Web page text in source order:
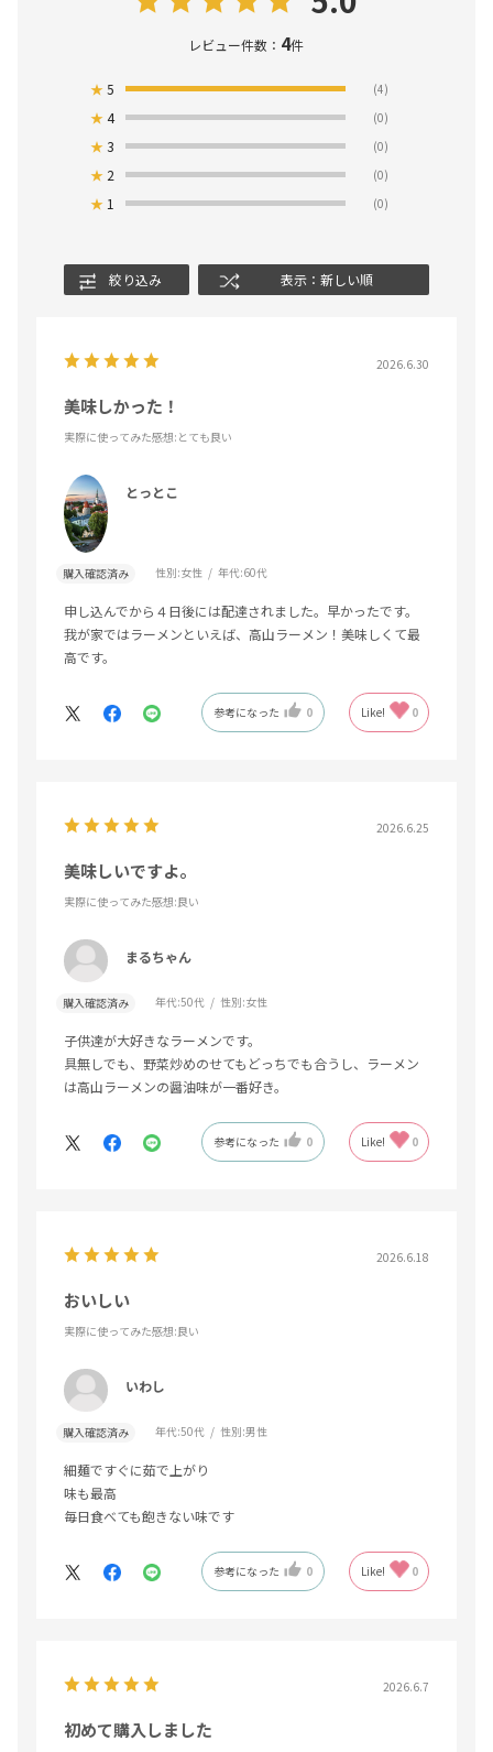
レビュー件数： 4件
★5 (4)
★4 (0)
★3 (0)
★ 2 (0)
★ 1 (0)
絞り込み 表示：新しい順
2026.6.30
美味しかった！
実際に使ってみた感想:とても良い
とっとこ
購入確認済み 性別:女性 年代:60代
申し込んでから４日後には配達されました。早かったです。
我が家ではラーメンといえば、高山ラーメン！美味しくて最
高です。
参考になった 0 Like! 0
2026.6.25
美味しいですよ。
実際に使ってみた感想:良い
まるちゃん
購入確認済み 年代:50代 性別:女性
子供達が大好きなラーメンです。
具無しでも、野菜炒めのせてもどっちでも合うし、ラーメン
は高山ラーメンの醤油味が一番好き。
参考になった 0 Like! 0
2026.6.18
おいしい
実際に使ってみた感想:良い
いわし
購入確認済み 年代:50代 性別:男性
細麺ですぐに茹で上がり
味も最高
毎日食べても飽きない味です
参考になった 0 Like! 0
2026.6.7
初めて購入しました